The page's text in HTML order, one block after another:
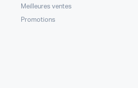
Meilleures ventes
Promotions